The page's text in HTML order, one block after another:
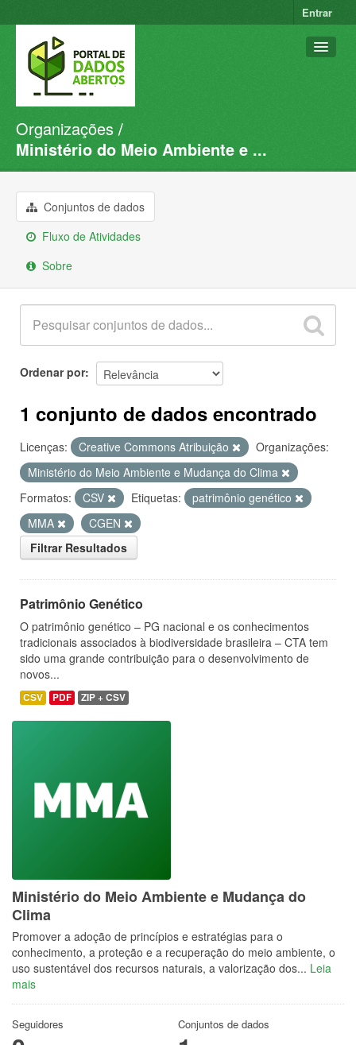
Entrar
Conjuntos de dados
Organizações
Sobre
Organizações
Ministério do Meio Ambiente e ...
Conjuntos de dados
Fluxo de Atividades
Sobre
Ordenar por
1 conjunto de dados encontrado
Licenças: Creative Commons Atribuição
Organizações:
Ministério do Meio Ambiente e Mudança do Clima
Formatos:
CSV Etiquetas:
patrimônio genético
MMA
CGEN
Filtrar Resultados
Patrimônio Genético
O patrimônio genético – PG nacional e os conhecimentos
tradicionais associados à biodiversidade brasileira – CTA tem
sido uma grande contribuição para o desenvolvimento de
novos...
CSV PDF ZIP + CSV
Ministério do Meio Ambiente e Mudança do
Clima
Promover a adoção de princípios e estratégias para o
conhecimento, a proteção e a recuperação do meio ambiente, o
uso sustentável dos recursos naturais, a valorização dos... Leia
mais
Seguidores Conjuntos de dados